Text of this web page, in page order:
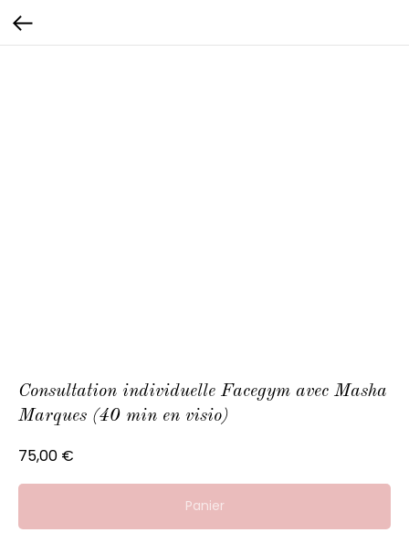
Consultation individuelle Facegym avec Masha
Marques (40 min en visio)
75,00 €
Panier